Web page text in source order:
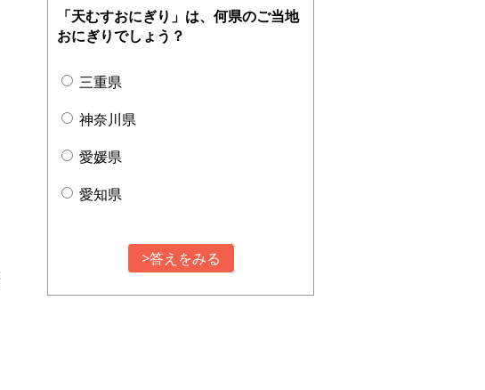
「天むすおにぎり」は、何県のご当地
おにぎりでしょう？
三重県
神奈川県
愛媛県
愛知県
>答えをみる